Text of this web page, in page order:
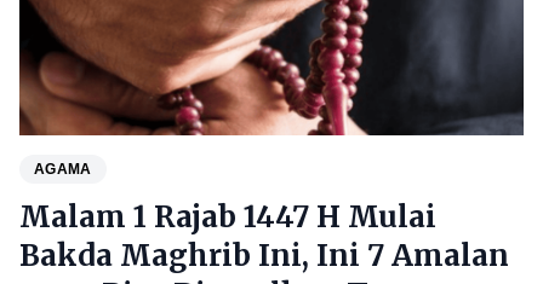
AGAMA
Malam 1 Rajab 1447 H Mulai
Bakda Maghrib Ini, Ini 7 Amalan